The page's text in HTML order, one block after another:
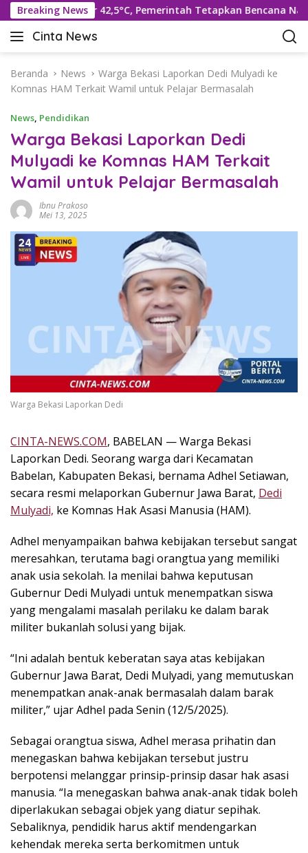
a
Breaking News
Suhu Rekor 42,5°C, Pemerintah Tetapkan Bencana Nasional
Cinta News
C
n
t
N
e
w
s
–
a
a
r
T
i
n
,
P
e
u
I
n
s
p
r
a
s
i
Beranda News
Warga Bekasi Laporkan Dedi Mulyadi ke
Komnas HAM Terkait Wamil untuk Pelajar Bermasalah
News, Pendidikan
Warga Bekasi Laporkan Dedi
Mulyadi ke Komnas HAM Terkait
Wamil untuk Pelajar Bermasalah
Ibnu Prakoso
Mei 13, 2025
Warga Bekasi Laporkan Dedi
CINTA-NEWS.COM, BABELAN — Warga Bekasi
Laporkan Dedi. Seorang warga dari Kecamatan
Babelan, Kabupaten Bekasi, bernama Adhel Setiawan,
secara resmi melaporkan Gubernur Jawa Barat, Dedi
Mulyadi, ke Komnas Hak Asasi Manusia (HAM).
Adhel menyampaikan bahwa kebijakan tersebut sangat
meresahkan, terutama bagi orangtua yang memiliki
anak usia sekolah. Ia menilai bahwa keputusan
Gubernur Dedi Mulyadi untuk menempatkan siswa
yang mengalami masalah perilaku ke dalam barak
militer bukanlah solusi yang bijak.
“Ini adalah bentuk keberatan saya atas kebijakan
Gubernur Jawa Barat, Dedi Mulyadi, yang memutuskan
menempatkan anak-anak bermasalah dalam barak
militer,” ujar Adhel pada Senin (12/5/2025).
Sebagai orangtua siswa, Adhel merasa prihatin dan
menegaskan bahwa kebijakan tersebut justru
berpotensi melanggar prinsip-prinsip dasar hak asasi
manusia. “Ia menegaskan bahwa anak-anak tidak boleh
diperlakukan sebagai objek yang diatur sepihak.
Sebaliknya, pendidik harus aktif mendengarkan
kehendak mereka serta berkomitmen untuk